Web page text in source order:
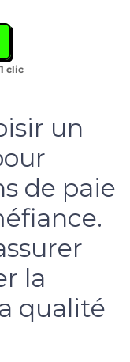
clic
un
de paie
la
qualité